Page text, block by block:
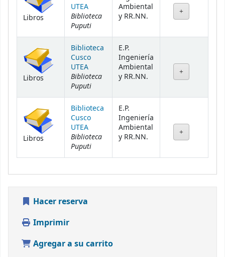
Libros
UTEA
Biblioteca
Puputi
Ambiental
y RR.NN.
Libros
Biblioteca
Cusco
UTEA
Biblioteca
Puputi
E.P.
Ingeniería
Ambiental
y RR.NN.
Libros
Biblioteca
Cusco
UTEA
Biblioteca
Puputi
E.P.
Ingeniería
Ambiental
y RR.NN.
Hacer reserva
Imprimir
Agregar a su carrito